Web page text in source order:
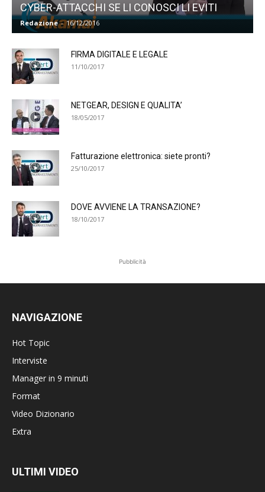
CYBER-ATTACCHI SE LI CONOSCI LI EVITI
Redazione - 16/12/2016
FIRMA DIGITALE E LEGALE
11/10/2017
NETGEAR, DESIGN E QUALITA’
18/05/2017
Fatturazione elettronica: siete pronti?
25/10/2017
DOVE AVVIENE LA TRANSAZIONE?
18/10/2017
Pubblicità
NAVIGAZIONE
Hot Topic
Interviste
Manager in 9 minuti
Format
Video Dizionario
Extra
ULTIMI VIDEO